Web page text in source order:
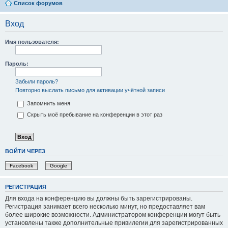
Список форумов
Вход
Имя пользователя:
Пароль:
Забыли пароль?
Повторно выслать письмо для активации учётной записи
Запомнить меня
Скрыть моё пребывание на конференции в этот раз
ВОЙТИ ЧЕРЕЗ
Facebook Google
РЕГИСТРАЦИЯ
Для входа на конференцию вы должны быть зарегистрированы.
Регистрация занимает всего несколько минут, но предоставляет вам
более широкие возможности. Администратором конференции могут быть
установлены также дополнительные привилегии для зарегистрированных